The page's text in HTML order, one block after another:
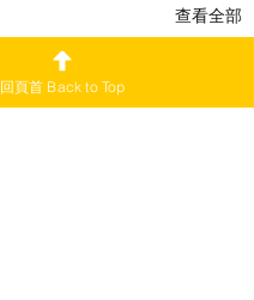
查看全部
回頁首 Back to Top